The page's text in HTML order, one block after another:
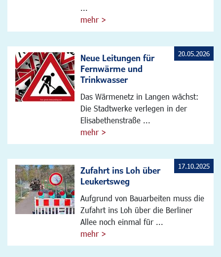
...
mehr >
Neue Leitungen für
Fernwärme und
Trinkwasser
Das Wärmenetz in Langen wächst:
Die Stadtwerke verlegen in der
Elisabethenstraße ...
mehr >
20.05.2026
Zufahrt ins Loh über
Leukertsweg
Aufgrund von Bauarbeiten muss die
Zufahrt ins Loh über die Berliner
Allee noch einmal für ...
mehr >
17.10.2025